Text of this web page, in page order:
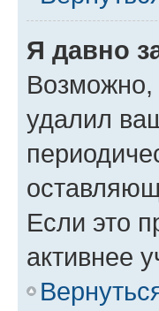
Я давно
Возможно,
удалил
Если это
активнее